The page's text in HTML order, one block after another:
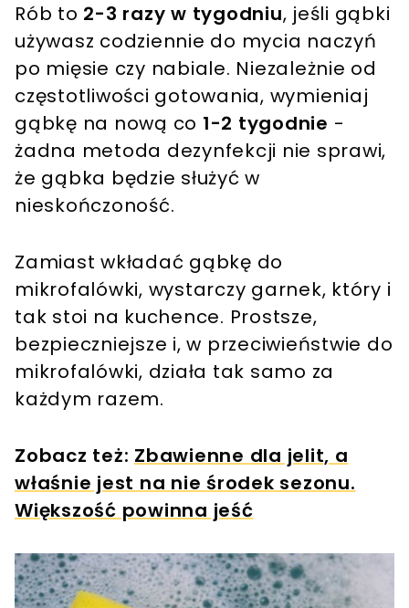
Rób to 2-3 razy w tygodniu, jeśli gąbki
używasz codziennie do mycia naczyń
po mięsie czy nabiale. Niezależnie od
częstotliwości gotowania, wymieniaj
gąbkę na nową co 1-2 tygodnie -
żadna metoda dezynfekcji nie sprawi,
że gąbka będzie służyć w
nieskończoność.
Zamiast wkładać gąbkę do
mikrofalówki, wystarczy garnek, który i
tak stoi na kuchence. Prostsze,
bezpieczniejsze i, w przeciwieństwie do
mikrofalówki, działa tak samo za
każdym razem.
Zobacz też: Zbawienne dla jelit, a
właśnie jest na nie środek sezonu.
Większość powinna jeść